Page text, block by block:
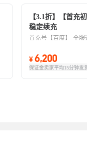
【3.1折】【首充
稳定续充
首充号【百度】 全服
¥ 6,200
保证金卖家平均15分钟发